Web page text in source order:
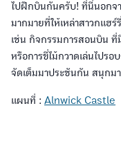
ไปฝึกบินกันครับ! ที่นี่นอกจ
มากมายที่ให้เหล่าสาวกแฮ
เช่น กิจกรรมการสอนบิน ที่
หรือการขี่ไม้กวาดเล่นไปร
จัดเต็มมาประชันกัน สนุกม
แผนที่ : Alnwick Castle